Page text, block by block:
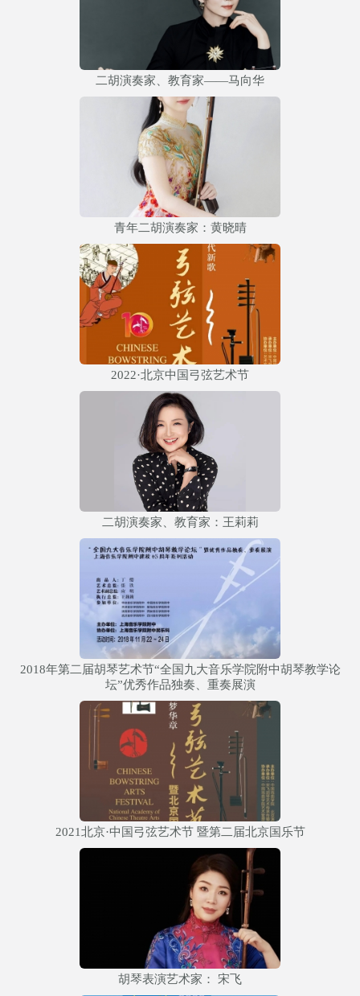
二胡演奏家、教育家——马向华
青年二胡演奏家：黄晓晴
2022·北京中国弓弦艺术节
二胡演奏家、教育家：王莉莉
2018年第二届胡琴艺术节“全国九大音乐学院附中胡琴教学论
坛”优秀作品独奏、重奏展演
2021北京·中国弓弦艺术节 暨第二届北京国乐节
胡琴表演艺术家： 宋飞